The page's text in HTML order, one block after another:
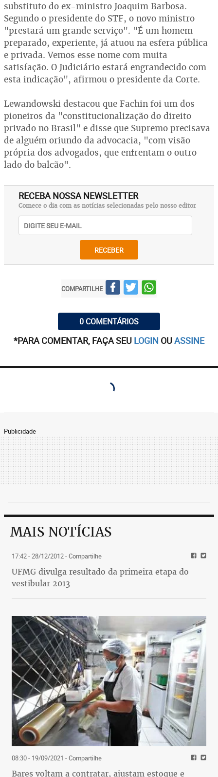
substituto do ex-ministro Joaquim Barbosa.
Segundo o presidente do STF, o novo ministro
"prestará um grande serviço". "É um homem
preparado, experiente, já atuou na esfera pública
e privada. Vemos esse nome com muita
satisfação. O Judiciário estará engrandecido com
esta indicação", afirmou o presidente da Corte.
Lewandowski destacou que Fachin foi um dos
pioneiros da "constitucionalização do direito
privado no Brasil" e disse que Supremo precisava
de alguém oriundo da advocacia, "com visão
própria dos advogados, que enfrentam o outro
lado do balcão".
RECEBA NOSSA NEWSLETTER
Comece o dia com as notícias selecionadas pelo nosso editor
RECEBER
COMPARTILHE
0 COMENTÁRIOS
*PARA COMENTAR, FAÇA SEU LOGIN OUASSINE
Publicidade
MAIS NOTÍCIAS
17:42 - 28/12/2012- Compartilhe
UFMG divulga resultado da primeira etapa do
vestibular 2013
08:30 - 19/09/2021 - Compartilhe
Bares voltam a contratar, ajustam estoque e